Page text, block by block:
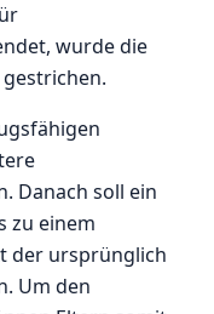
wurde die
Danach soll ein
zu einem
der ursprünglich
Um den